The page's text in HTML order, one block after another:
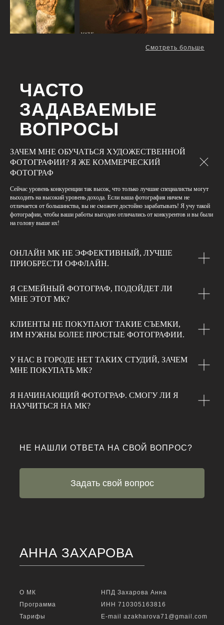
Смотреть больше
ЧАСТО
ЗАДАВАЕМЫЕ
ВОПРОСЫ
ЗАЧЕМ МНЕ ОБУЧАТЬСЯ ХУДОЖЕСТВЕННОЙ
ФОТОГРАФИИ? Я ЖЕ КОММЕРЧЕСКИЙ
ФОТОГРАФ
Сейчас уровень конкуренции так высок, что только лучшие специалисты могут
выходить на высокий уровень дохода. Если ваша фотография ничем не
отличается от большинства, вы не сможете достойно зарабатывать! Я учу такой
фотографии, чтобы ваши работы выгодно отличались от конкурентов и вы были
на голову выше их!
ОНЛАЙН МК НЕ ЭФФЕКТИВНЫЙ, ЛУЧШЕ
ПРИОБРЕСТИ ОФФЛАЙН.
Я СЕМЕЙНЫЙ ФОТОГРАФ, ПОДОЙДЕТ ЛИ
МНЕ ЭТОТ МК?
КЛИЕНТЫ НЕ ПОКУПАЮТ ТАКИЕ СЪЕМКИ,
ИМ НУЖНЫ БОЛЕЕ ПРОСТЫЕ ФОТОГРАФИИ.
У НАС В ГОРОДЕ НЕТ ТАКИХ СТУДИЙ, ЗАЧЕМ
МНЕ ПОКУПАТЬ МК?
Я НАЧИНАЮЩИЙ ФОТОГРАФ. СМОГУ ЛИ Я
НАУЧИТЬСЯ НА МК?
Задать свой вопрос
НЕ НАШЛИ ОТВЕТА НА СВОЙ ВОПРОС?
О МК
Программа
Тарифы
НПД Захарова Анна
ИНН 710305163816
E-mail azakharova71@gmail.com
АННА ЗАХАРОВА